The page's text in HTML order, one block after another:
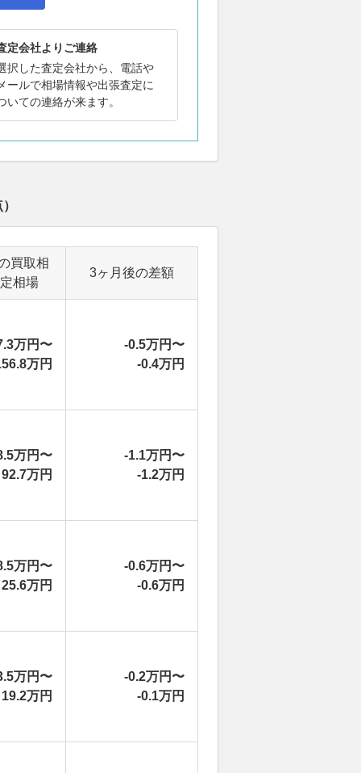
定会社よりご連絡
択した査定会社から、電話や
ールで相場情報や出張査定に
いての連絡が来ます。
買取相
相場
3ヶ月後の差額
万円〜
万円
-0.5万円〜
-0.4万円
万円〜
92.7万円
-1.1万円〜
-1.2万円
万円〜
25.6万円
-0.6万円〜
-0.6万円
万円〜
19.2万円
-0.2万円〜
-0.1万円